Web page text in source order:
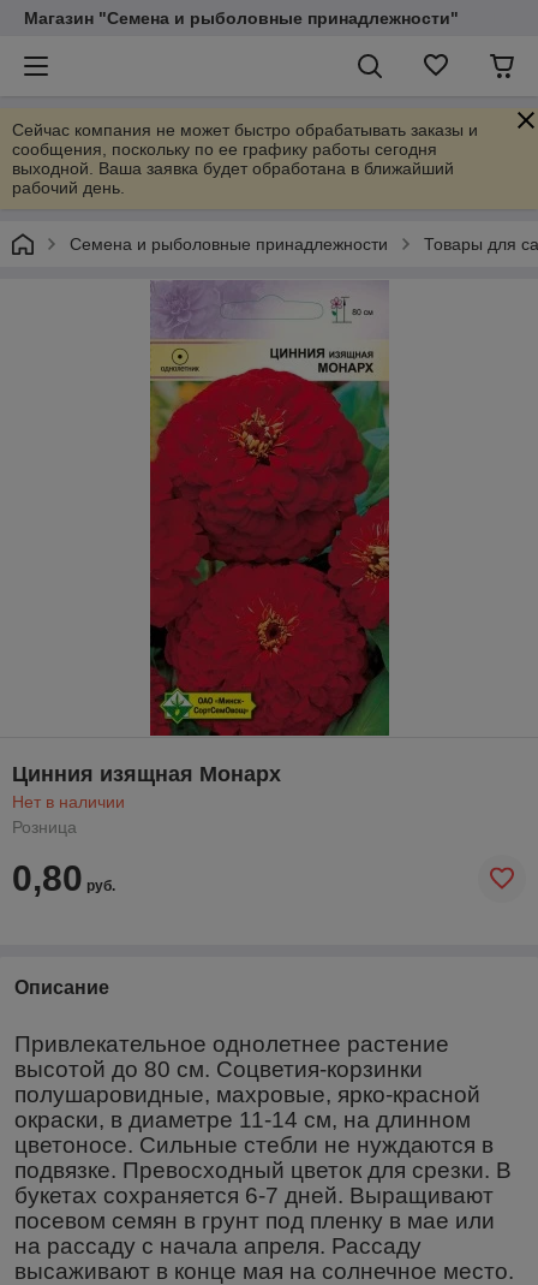
Магазин "Семена и рыболовные принадлежности"
Сейчас компания не может быстро обрабатывать заказы и
сообщения, поскольку по ее графику работы сегодня
выходной. Ваша заявка будет обработана в ближайший
рабочий день.
Семена и рыболовные принадлежности Товары для
Цинния изящная Монарх
Нет в наличии
Розница
0,80 руб.
Описание
Привлекательное однолетнее растение
высотой до 80 см. Соцветия-корзинки
полушаровидные, махровые, ярко-красной
окраски, в диаметре 11-14 см, на длинном
цветоносе. Сильные стебли не нуждаются в
подвязке. Превосходный цветок для срезки. В
букетах сохраняется 6-7 дней. Выращивают
посевом семян в грунт под пленку в мае или
на рассаду с начала апреля. Рассаду
высаживают в конце мая на солнечное место.